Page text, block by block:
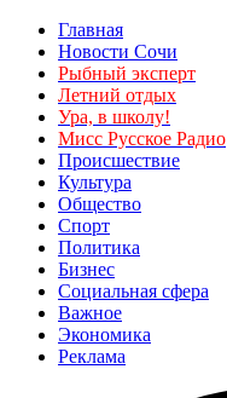
Главная
Новости Сочи
Рыбный эксперт
Летний отдых
Ура, в школу!
Мисс Русское Радио
Происшествие
Культура
Общество
Спорт
Политика
Бизнес
Социальная сфера
Важное
Экономика
Реклама